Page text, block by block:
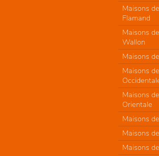
Maisons
Flamand
Maisons
Wallon
Maisons
Maisons
Maisons
Orientale
Maisons
Maisons
Maisons